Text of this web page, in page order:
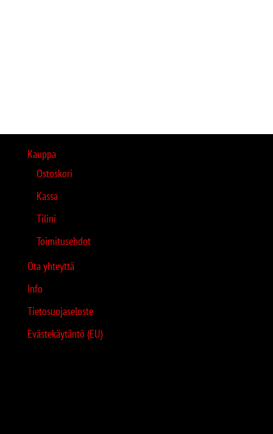
Kauppa
Ostoskori
Kassa
Tilini
Toimitusehdot
Ota yhteyttä
Info
Tietosuojaseloste
Evästekäytäntö (EU)